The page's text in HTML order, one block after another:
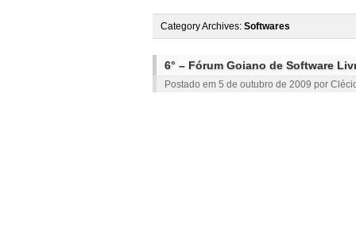
Category Archives: Softwares
6° – Fórum Goiano de Software
Postado em 5 de outubro de 2009 por